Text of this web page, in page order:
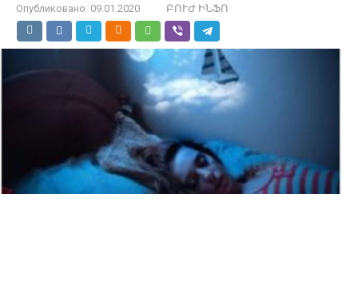
Опубликовано: 09.01.2020 ԲՈՒԺ ԻՆՖՈ